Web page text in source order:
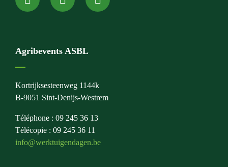
Agribevents ASBL
Kortrijksesteenweg 1144k
B-9051 Sint-Denijs-Westrem
Téléphone : 09 245 36 13
Télécopie : 09 245 36 11
info@werktuigendagen.be